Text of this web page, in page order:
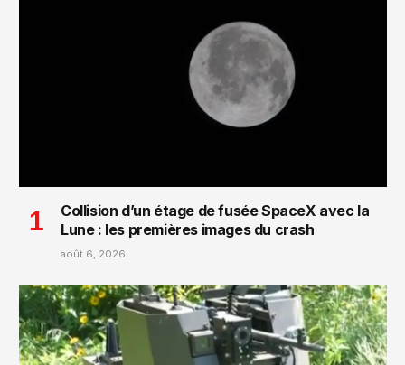
Collision d’un étage de fusée SpaceX avec la
Lune : les premières images du crash
août 6, 2026